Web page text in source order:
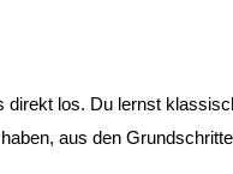
direkt los. Du lernst
aus den